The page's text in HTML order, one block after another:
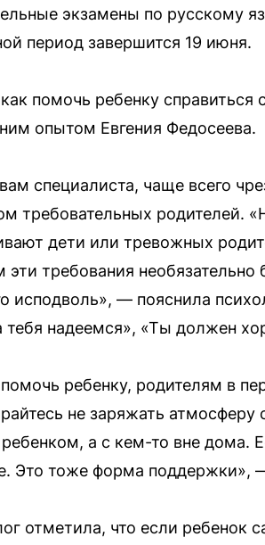
экзамены по русскому
период завершится 19 июня.
помочь ребенку справиться
опытом Евгения Федосеева.
специалиста, чаще всего
требовательных родителей.
дети или тревожных
эти требования
исподволь», — пояснила
надеемся», «Ты должен
ребенку, родителям в
не заряжать
а с кем-то вне дома.
Это тоже форма поддержки»,
отметила, что если ребенок